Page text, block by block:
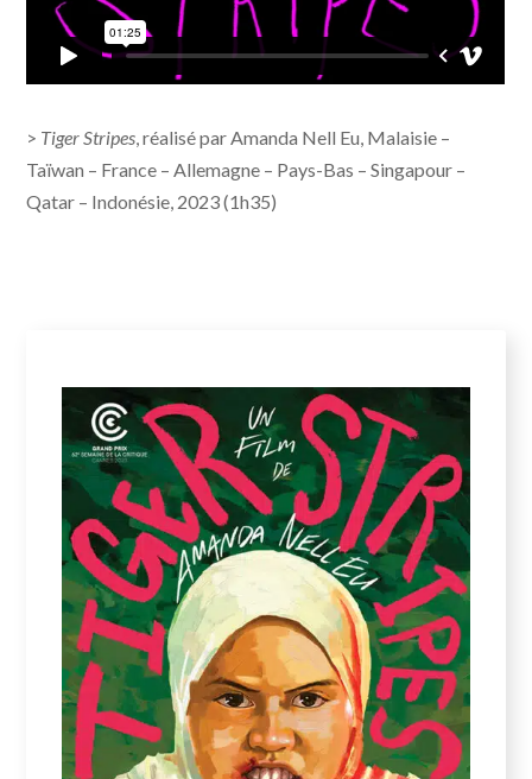
> Tiger Stripes, réalisé par Amanda Nell Eu, Malaisie –
Taïwan – France – Allemagne – Pays-Bas – Singapour –
Qatar – Indonésie, 2023 (1h35)